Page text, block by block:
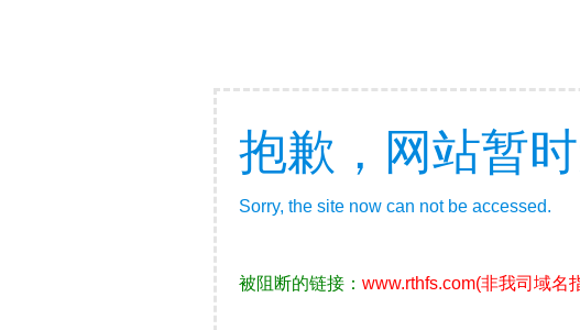
抱歉，网站暂
Sorry, the site now can not be accessed.
被阻断的链接： www.rthfs.com(非我司域名